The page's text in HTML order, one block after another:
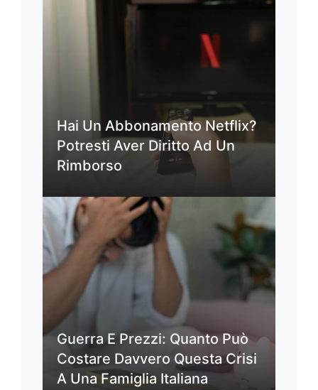
Hai Un Abbonamento Netflix?
Potresti Aver Diritto Ad Un
Rimborso
Guerra E Prezzi: Quanto Può
Costare Davvero Questa Crisi
A Una Famiglia Italiana